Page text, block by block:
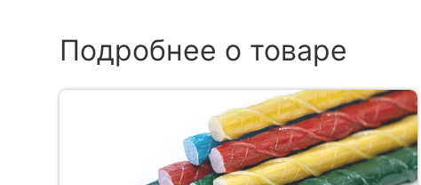
Подробнее о товаре